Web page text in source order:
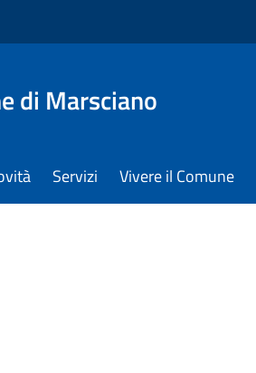
di Marsciano
Servizi Vivere il Comune